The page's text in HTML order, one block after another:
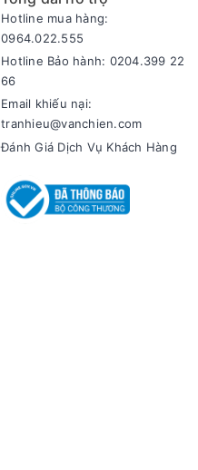
Hotline mua hàng:
0964.022.555
Hotline Bảo hành: 0204.399 22
66
Email khiếu nại:
tranhieu@vanchien.com
Đánh Giá Dịch Vụ Khách Hàng